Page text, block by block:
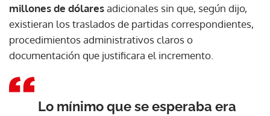
millones de dólaresadicionales sin que, según dijo,
existieran los traslados de partidas correspondientes,
procedimientos administrativos claros o
documentación que justificara el incremento.
Lo mínimo que se esperaba era